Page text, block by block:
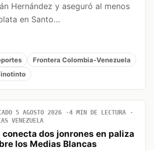
Hernández y aseguró al menos
en Santo…
Frontera Colombia-Venezuela
5 AGOSTO 2026
4 MIN DE LECTURA
VENEZUELA
dos jonrones en paliza
los Medias Blancas